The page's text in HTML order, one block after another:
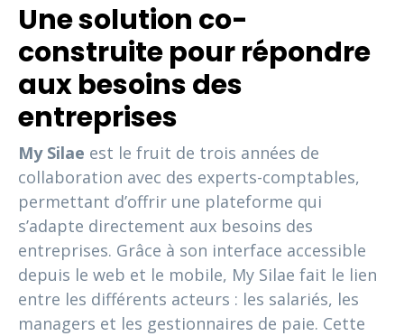
Une solution co-
construite pour répondre
aux besoins des
entreprises
My Silae est le fruit de trois années de
collaboration avec des experts-comptables,
permettant d’offrir une plateforme qui
s’adapte directement aux besoins des
entreprises. Grâce à son interface accessible
depuis le web et le mobile, My Silae fait le lien
entre les différents acteurs : les salariés, les
managers et les gestionnaires de paie. Cette